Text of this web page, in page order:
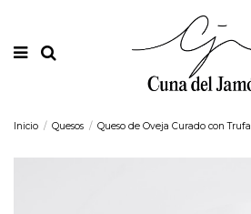
web
accesibilidad.
Inicio Quesos Queso de Oveja Curado con Trufa